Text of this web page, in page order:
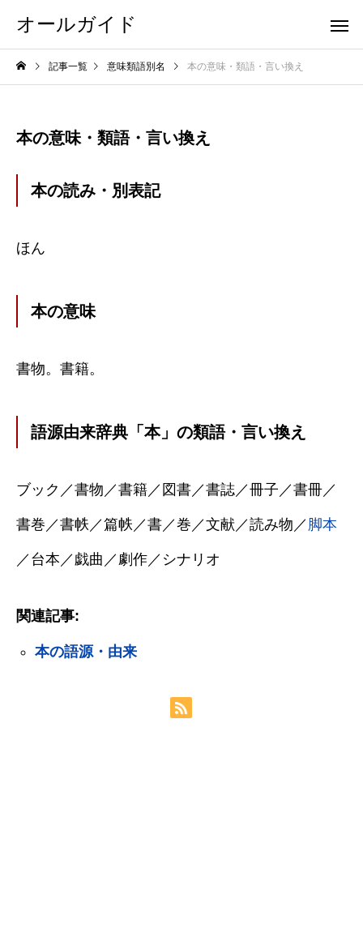
オールガイド
記事一覧 意味類語別名 本の意味・類語・言い換え
本の意味・類語・言い換え
本の読み・別表記
ほん
本の意味
書物。書籍。
語源由来辞典「本」の類語・言い換え
ブック／書物／書籍／図書／書誌／冊子／書冊／
書巻／書帙／篇帙／書／巻／文献／読み物／ 脚本
／台本／戯曲／劇作／シナリオ
関連記事:
本の語源・由来